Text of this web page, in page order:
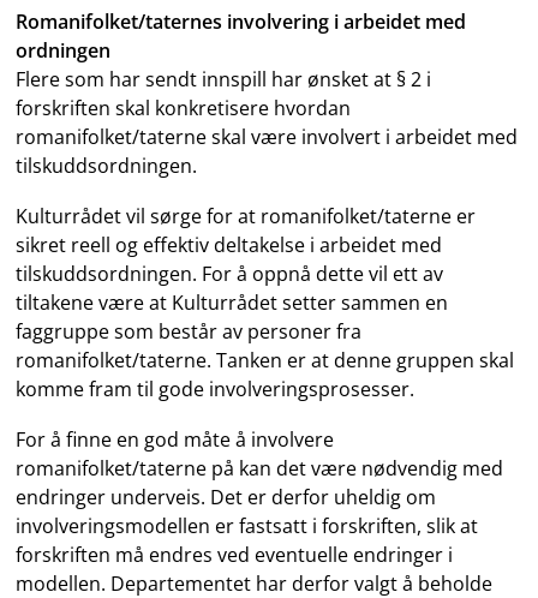
Romanifolket/taternes involvering i arbeidet med
ordningen
Flere som har sendt innspill har ønsket at § 2 i
forskriften skal konkretisere hvordan
romanifolket/taterne skal være involvert i arbeidet med
tilskuddsordningen.
Kulturrådet vil sørge for at romanifolket/taterne er
sikret reell og effektiv deltakelse i arbeidet med
tilskuddsordningen. For å oppnå dette vil ett av
tiltakene være at Kulturrådet setter sammen en
faggruppe som består av personer fra
romanifolket/taterne. Tanken er at denne gruppen skal
komme fram til gode involveringsprosesser.
For å finne en god måte å involvere
romanifolket/taterne på kan det være nødvendig med
endringer underveis. Det er derfor uheldig om
involveringsmodellen er fastsatt i forskriften, slik at
forskriften må endres ved eventuelle endringer i
modellen. Departementet har derfor valgt å beholde